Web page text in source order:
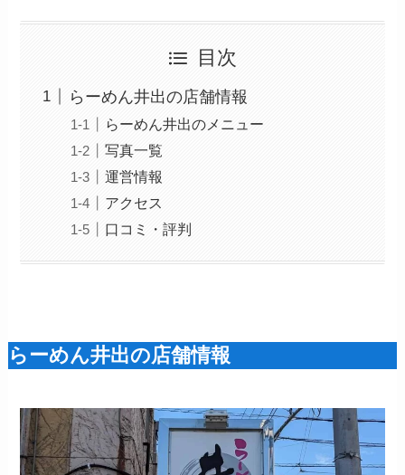
目次
らーめん井出の店舗情報
らーめん井出のメニュー
写真一覧
運営情報
アクセス
口コミ・評判
らーめん井出の店舗情報